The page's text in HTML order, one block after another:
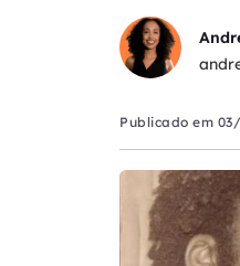
Publicado em